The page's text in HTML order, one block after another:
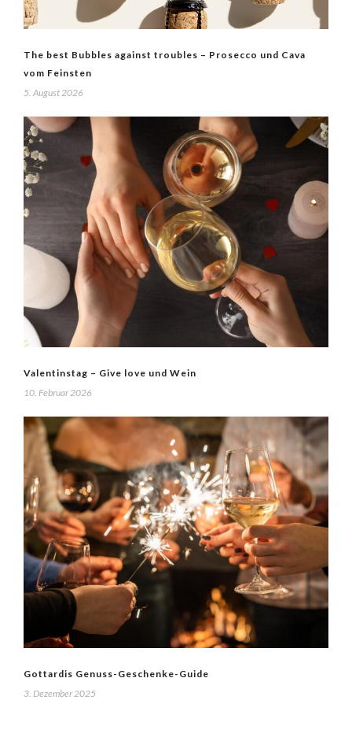
The best Bubbles against troubles – Prosecco und Cava
vom Feinsten
5. August 2026
Valentinstag – Give love und Wein
10. Februar 2026
Gottardis Genuss-Geschenke-Guide
3. Dezember 2025